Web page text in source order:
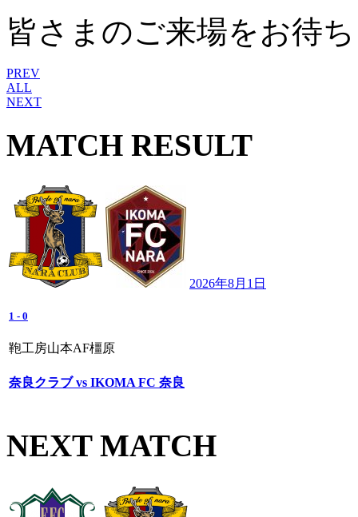
皆さまのご来場をお待
PREV
ALL
NEXT
MATCH RESULT
2026年8月1日
1 - 0
鞄工房山本AF橿原
奈良クラブ vs IKOMA FC 奈良
NEXT MATCH